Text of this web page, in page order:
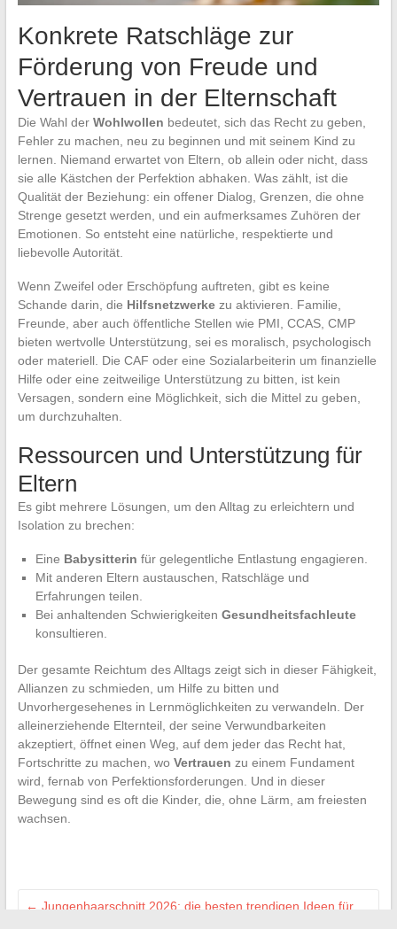
Konkrete Ratschläge zur
Förderung von Freude und
Vertrauen in der Elternschaft
Die Wahl der Wohlwollen bedeutet, sich das Recht zu geben,
Fehler zu machen, neu zu beginnen und mit seinem Kind zu
lernen. Niemand erwartet von Eltern, ob allein oder nicht, dass
sie alle Kästchen der Perfektion abhaken. Was zählt, ist die
Qualität der Beziehung: ein offener Dialog, Grenzen, die ohne
Strenge gesetzt werden, und ein aufmerksames Zuhören der
Emotionen. So entsteht eine natürliche, respektierte und
liebevolle Autorität.
Wenn Zweifel oder Erschöpfung auftreten, gibt es keine
Schande darin, die Hilfsnetzwerkezu aktivieren. Familie,
Freunde, aber auch öffentliche Stellen wie PMI, CCAS, CMP
bieten wertvolle Unterstützung, sei es moralisch, psychologisch
oder materiell. Die CAF oder eine Sozialarbeiterin um finanzielle
Hilfe oder eine zeitweilige Unterstützung zu bitten, ist kein
Versagen, sondern eine Möglichkeit, sich die Mittel zu geben,
um durchzuhalten.
Ressourcen und Unterstützung für
Eltern
Es gibt mehrere Lösungen, um den Alltag zu erleichtern und
Isolation zu brechen:
Eine Babysitterin für gelegentliche Entlastung engagieren.
Mit anderen Eltern austauschen, Ratschläge und
Erfahrungen teilen.
Bei anhaltenden Schwierigkeiten Gesundheitsfachleute
konsultieren.
Der gesamte Reichtum des Alltags zeigt sich in dieser Fähigkeit,
Allianzen zu schmieden, um Hilfe zu bitten und
Unvorhergesehenes in Lernmöglichkeiten zu verwandeln. Der
alleinerziehende Elternteil, der seine Verwundbarkeiten
akzeptiert, öffnet einen Weg, auf dem jeder das Recht hat,
Fortschritte zu machen, wo Vertrauen zu einem Fundament
wird, fernab von Perfektionsforderungen. Und in dieser
Bewegung sind es oft die Kinder, die, ohne Lärm, am freiesten
wachsen.
← Jungenhaarschnitt 2026: die besten trendigen Ideen für